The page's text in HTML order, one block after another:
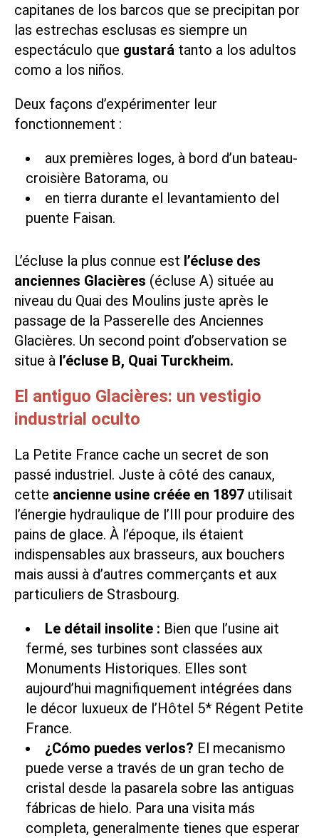
capitanes de los barcos que se precipitan por
las estrechas esclusas es siempre un
espectáculo que gustará tanto a los adultos
como a los niños.
Deux façons d’expérimenter leur
fonctionnement :
aux premières loges, à bord d’un bateau-
croisière Batorama, ou
en tierra durante el levantamiento del
puente Faisan.
L’écluse la plus connue est l’écluse des
anciennes Glacières (écluse A) située au
niveau du Quai des Moulins juste après le
passage de la Passerelle des Anciennes
Glacières. Un second point d’observation se
situe à l’écluse B, Quai Turckheim.
El antiguo Glacières: un vestigio
industrial oculto
La Petite France cache un secret de son
passé industriel. Juste à côté des canaux,
cette ancienne usine créée en 1897 utilisait
l’énergie hydraulique de l’Ill pour produire des
pains de glace. À l’époque, ils étaient
indispensables aux brasseurs, aux bouchers
mais aussi à d’autres commerçants et aux
particuliers de Strasbourg.
Le détail insolite : Bien que l’usine ait
fermé, ses turbines sont classées aux
Monuments Historiques. Elles sont
aujourd’hui magnifiquement intégrées dans
le décor luxueux de l’Hôtel 5* Régent Petite
France.
¿Cómo puedes verlos? El mecanismo
puede verse a través de un gran techo de
cristal desde la pasarela sobre las antiguas
fábricas de hielo. Para una visita más
completa, generalmente tienes que esperar